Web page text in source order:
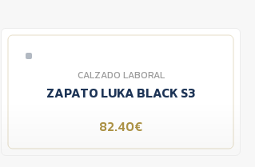
CALZADO LABORAL
ZAPATO LUKA BLACK S3
82.40€